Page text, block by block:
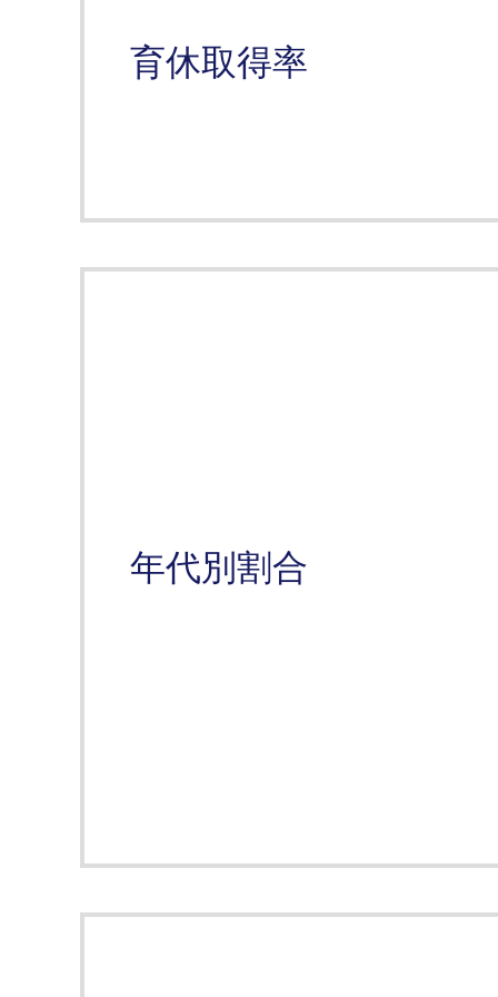
育休取得率
年代別割合